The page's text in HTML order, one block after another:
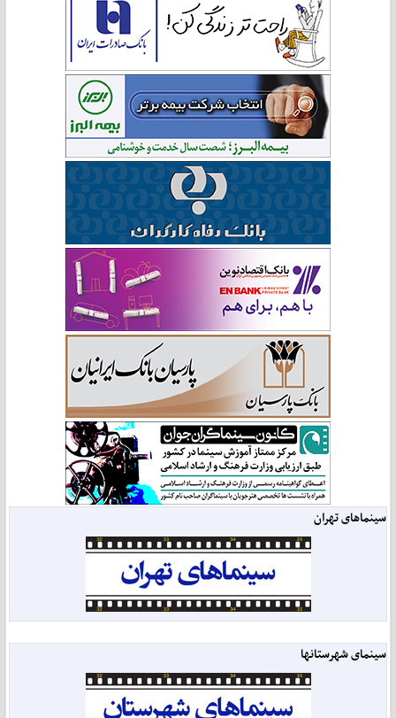
سینماهای تهران
سینمای شهرستانها